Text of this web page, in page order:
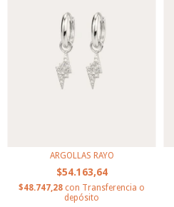
ARGOLLAS RAYO
$54.163,64
$48.747,28 con Transferencia o
depósito